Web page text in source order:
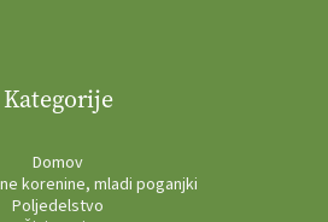
Kategorije
Domov
korenine, mladi poganjki
Poljedelstvo